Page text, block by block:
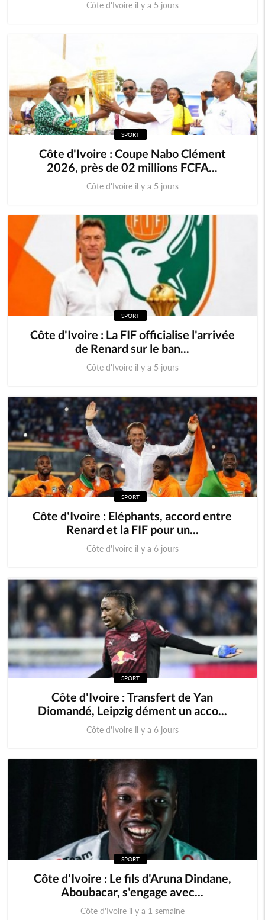
Côte d'Ivoire il y a 5 jours
SPORT
Côte d'Ivoire : Coupe Nabo Clément
2026, près de 02 millions FCFA...
Côte d'Ivoire il y a 5 jours
SPORT
Côte d'Ivoire : La FIF officialise l'arrivée
de Renard sur le ban...
Côte d'Ivoire il y a 5 jours
SPORT
Côte d'Ivoire : Eléphants, accord entre
Renard et la FIF pour un...
Côte d'Ivoire il y a 6 jours
SPORT
Côte d'Ivoire : Transfert de Yan
Diomandé, Leipzig dément un acco...
Côte d'Ivoire il y a 6 jours
SPORT
Côte d'Ivoire : Le fils d'Aruna Dindane,
Aboubacar, s'engage avec...
Côte d'Ivoire il y a 1 semaine